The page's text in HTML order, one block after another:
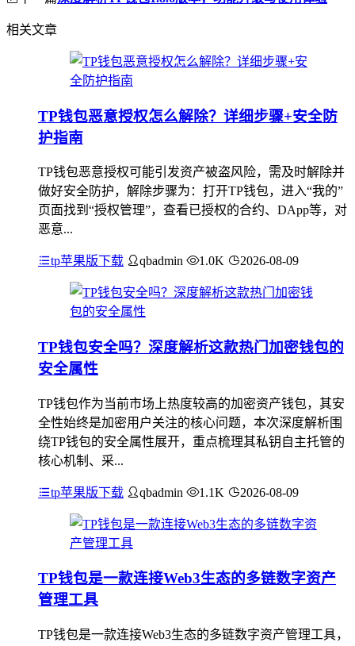
相关文章
TP钱包恶意授权怎么解除？详细步骤+安全防
护指南
TP钱包恶意授权可能引发资产被盗风险，需及时解除并
做好安全防护，解除步骤为：打开TP钱包，进入“我的”
页面找到“授权管理”，查看已授权的合约、DApp等，对
恶意...
tp苹果版下载 qbadmin 1.0K 2026-08-09
TP钱包安全吗？深度解析这款热门加密钱包的
安全属性
TP钱包作为当前市场上热度较高的加密资产钱包，其安
全性始终是加密用户关注的核心问题，本次深度解析围
绕TP钱包的安全属性展开，重点梳理其私钥自主托管的
核心机制、采...
tp苹果版下载 qbadmin 1.1K 2026-08-09
TP钱包是一款连接Web3生态的多链数字资产
管理工具
TP钱包是一款连接Web3生态的多链数字资产管理工具，